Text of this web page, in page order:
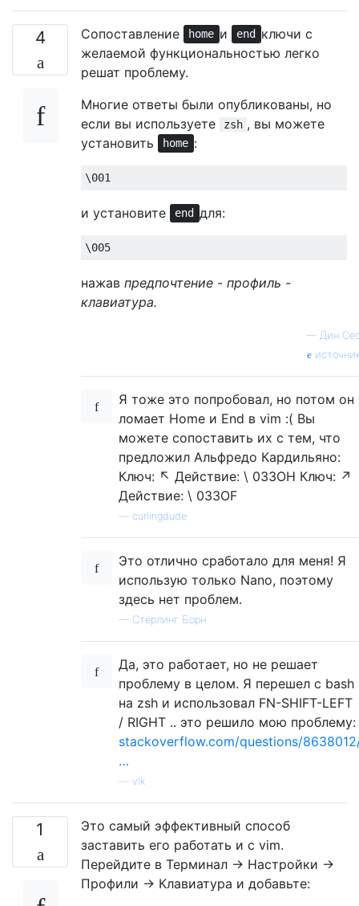
4 Сопоставление home и end
ключи с
желаемой функциональностью легко
решат проблему.
Многие ответы были опубликованы, но
если вы используете
zsh , вы можете
установить
home :
\001
и установите end для:
\005
нажав предпочтение - профиль -
клавиатура.
— Дин
Я тоже это попробовал, но потом он
ломает Home и End в vim :( Вы
можете сопоставить их с тем, что
предложил Альфредо Кардильяно:
Ключ: ↖ Действие: \ 033OH Ключ: ↗
Действие: \ 033OF
curlingdude
Это отлично сработало для меня! Я
использую только Nano, поэтому
здесь нет проблем.
— Стерлинг Борн
Да, это работает, но не решает
проблему в целом. Я перешел с bash
на zsh и использовал FN-SHIFT-LEFT
/ RIGHT .. это решило мою проблему:
stackoverflow.com/questions/
…
vlk
1
Это самый эффективный способ
заставить его работать и с vim.
Перейдите в Терминал -> Настройки ->
Профили -> Клавиатура и добавьте: